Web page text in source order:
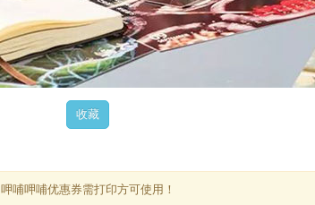
呷哺呷哺优惠券需打印方可使用！